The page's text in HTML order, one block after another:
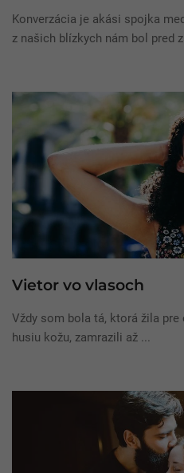
Konverzácia je akási spojka
z našich blízkych nám bol pred
Vietor vo vlasoch
Vždy som bola tá, ktorá žila
husiu kožu, zamrazili až ...